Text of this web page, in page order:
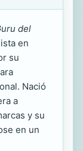
del
en
su
Nació
a
y su
en un